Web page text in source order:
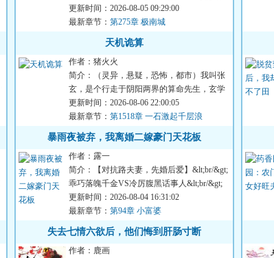
她舅就会来接她。&...
更新时间：2026-08-05 09:29:00
最新章节： 第275章 极南城
天机诡算
作者：猪火火
简介：（灵异，悬疑，恐怖，都市）我叫张
玄，是个行走于阴阳两界的算命先生，玄学
算命，八字风水，捉鬼降...
更新时间：2026-08-06 22:00:05
最新章节： 第1518章 一石激起千层浪
暴雨夜被弃，我离婚二嫁豪门天花板
作者：露一
简介：【对抗路夫妻，先婚后爱】&lt;br/&gt;
乖巧落魄千金VS冷厉腹黑话事人&lt;br/&gt;
宋氏药业破产，父亲...
更新时间：2026-08-04 16:31:02
最新章节： 第94章 小富婆
失去七情六欲后，他们悔到肝肠寸断
作者：鹿画